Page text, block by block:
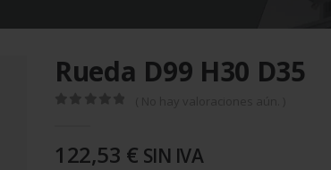
Rueda D99 H30 D35
122,53 € SIN IVA